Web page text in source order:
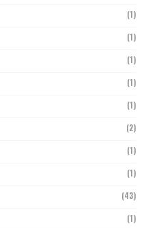
(1)
(1)
(1)
(1)
(1)
(2)
(1)
(1)
(43)
(1)